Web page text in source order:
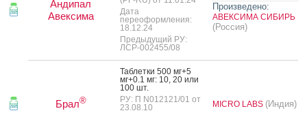
Андипал
Авексима
Дата
переоформления:
18.12.24
Предыдущий РУ:
ЛСР-002455/08
Произведено:
АВЕКСИМА СИБИРЬ
(Россия)
Брал®
Таб­летки 500 мг+5
мг+0.1 мг: 10, 20 или
100 шт.
РУ: П N012121/01 от
23.08.10
MICRO LABS (Индия)